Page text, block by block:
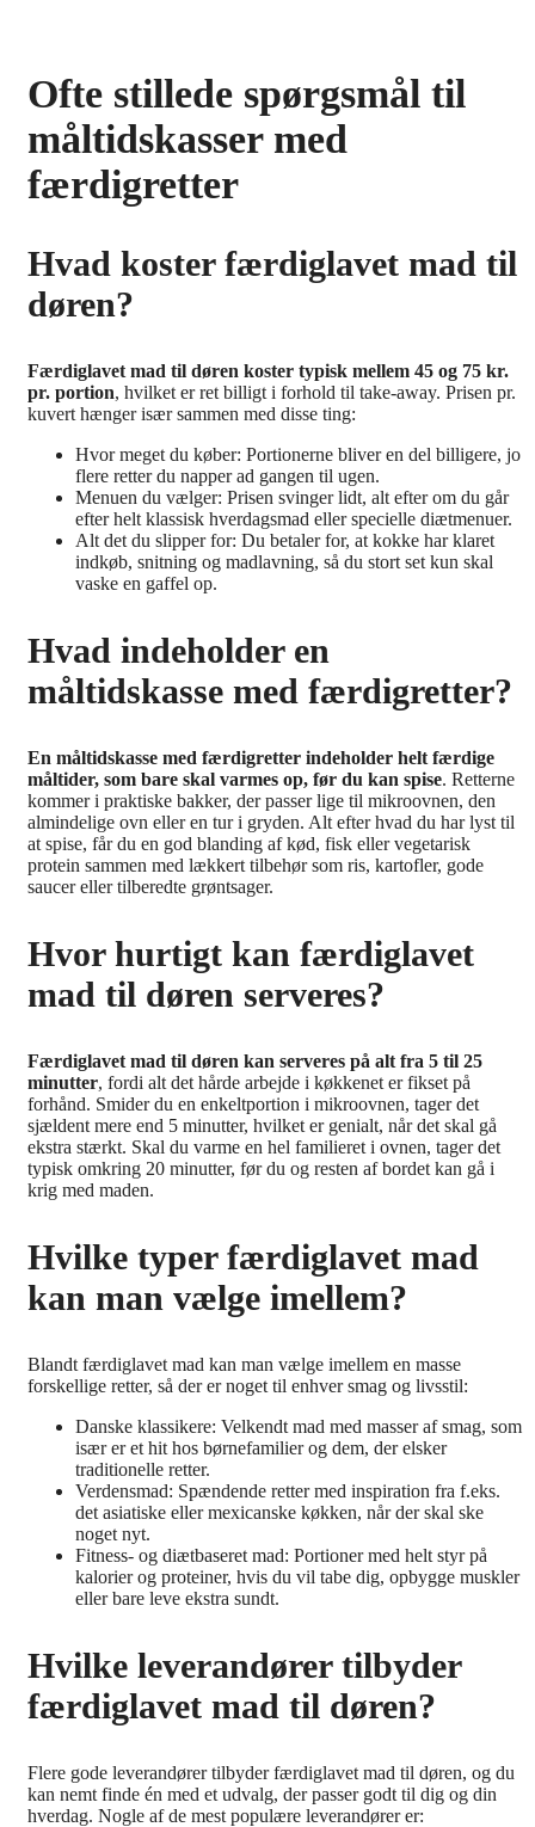
Ofte stillede spørgsmål til
måltidskasser med
færdigretter
Hvad koster færdiglavet mad til
døren?
Færdiglavet mad til døren koster typisk mellem 45 og 75 kr.
pr. portion, hvilket er ret billigt i forhold til take-away. Prisen pr.
kuvert hænger især sammen med disse ting:
Hvor meget du køber: Portionerne bliver en del billigere, jo
flere retter du napper ad gangen til ugen.
Menuen du vælger: Prisen svinger lidt, alt efter om du går
efter helt klassisk hverdagsmad eller specielle diætmenuer.
Alt det du slipper for: Du betaler for, at kokke har klaret
indkøb, snitning og madlavning, så du stort set kun skal
vaske en gaffel op.
Hvad indeholder en
måltidskasse med færdigretter?
En måltidskasse med færdigretter indeholder helt færdige
måltider, som bare skal varmes op, før du kan spise. Retterne
kommer i praktiske bakker, der passer lige til mikroovnen, den
almindelige ovn eller en tur i gryden. Alt efter hvad du har lyst til
at spise, får du en god blanding af kød, fisk eller vegetarisk
protein sammen med lækkert tilbehør som ris, kartofler, gode
saucer eller tilberedte grøntsager.
Hvor hurtigt kan færdiglavet
mad til døren serveres?
Færdiglavet mad til døren kan serveres på alt fra 5 til 25
minutter, fordi alt det hårde arbejde i køkkenet er fikset på
forhånd. Smider du en enkeltportion i mikroovnen, tager det
sjældent mere end 5 minutter, hvilket er genialt, når det skal gå
ekstra stærkt. Skal du varme en hel familieret i ovnen, tager det
typisk omkring 20 minutter, før du og resten af bordet kan gå i
krig med maden.
Hvilke typer færdiglavet mad
kan man vælge imellem?
Blandt færdiglavet mad kan man vælge imellem en masse
forskellige retter, så der er noget til enhver smag og livsstil:
Danske klassikere: Velkendt mad med masser af smag, som
især er et hit hos børnefamilier og dem, der elsker
traditionelle retter.
Verdensmad: Spændende retter med inspiration fra f.eks.
det asiatiske eller mexicanske køkken, når der skal ske
noget nyt.
Fitness- og diætbaseret mad: Portioner med helt styr på
kalorier og proteiner, hvis du vil tabe dig, opbygge muskler
eller bare leve ekstra sundt.
Hvilke leverandører tilbyder
færdiglavet mad til døren?
Flere gode leverandører tilbyder færdiglavet mad til døren, og du
kan nemt finde én med et udvalg, der passer godt til dig og din
hverdag. Nogle af de mest populære leverandører er: